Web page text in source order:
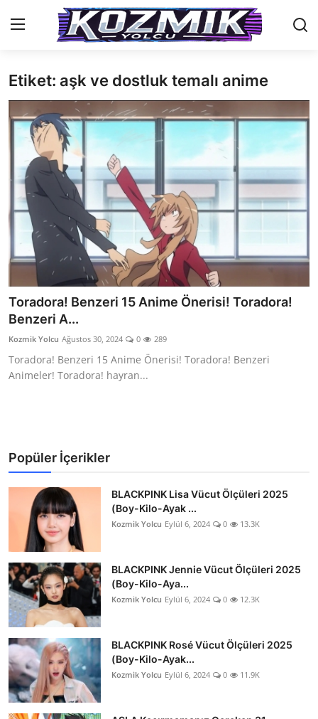
Anasayfa
İletişim
Genel
Anime Önerileri
Kore Dünyası
Anime Karakterleri
Anime
Dizi & Film
Testler
Etiket: aşk ve dostluk temalı anime
Toradora! Benzeri 15 Anime Önerisi! Toradora!
Benzeri A...
Kozmik Yolcu Ağustos 30, 2024 0 289
Toradora! Benzeri 15 Anime Önerisi! Toradora! Benzeri
Animeler! Toradora! hayran...
Popüler İçerikler
BLACKPINK Lisa Vücut Ölçüleri 2025
(Boy-Kilo-Ayak ...
Kozmik Yolcu Eylül 6, 2024 0 13.3K
BLACKPINK Jennie Vücut Ölçüleri 2025
(Boy-Kilo-Aya...
Kozmik Yolcu Eylül 6, 2024 0 12.3K
BLACKPINK Rosé Vücut Ölçüleri 2025
(Boy-Kilo-Ayak...
Kozmik Yolcu Eylül 6, 2024 0 11.9K